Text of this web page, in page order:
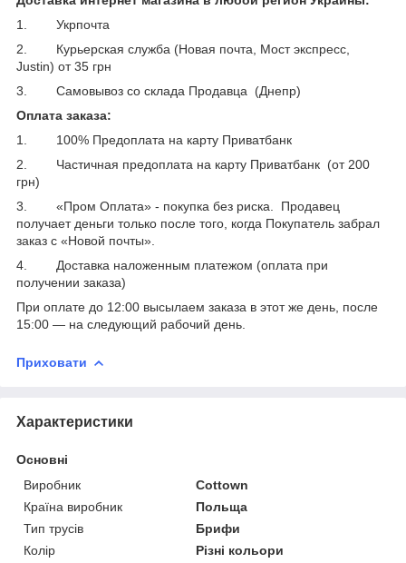
1. Укрпочта
2. Курьерская служба (Новая почта, Мост экспресс,
Justin) от 35 грн
3. Самовывоз со склада Продавца (Днепр)
Оплата заказа:
1. 100% Предоплата на карту Приватбанк
2. Частичная предоплата на карту Приватбанк (от 200
грн)
3. «Пром Оплата» - покупка без риска. Продавец
получает деньги только после того, когда Покупатель забрал
заказ с «Новой почты».
4. Доставка наложенным платежом (оплата при
получении заказа)
При оплате до 12:00 высылаем заказа в этот же день, после
15:00 ― на следующий рабочий день.
Приховати
Характеристики
Основні
Виробник
Cottown
Країна виробник
Польща
Тип трусів
Брифи
Колір
Різні кольори